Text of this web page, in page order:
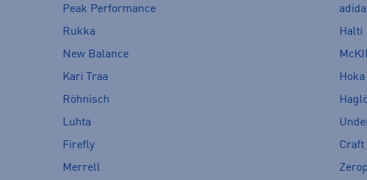
Peak Performance
Rukka
Halti
New Balance
Kari Traa
Hoka
Röhnisch
Luhta
Firefly
Craft
Merrell